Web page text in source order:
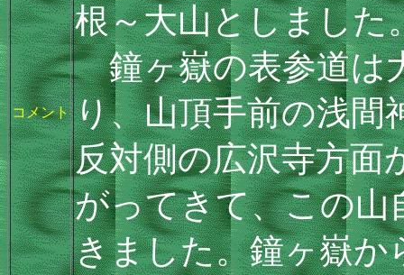
コメント
根～大山としました
鐘ヶ嶽の表参道は
り、山頂手前の浅間
反対側の広沢寺方面
がってきて、この山
きました。鐘ヶ嶽か